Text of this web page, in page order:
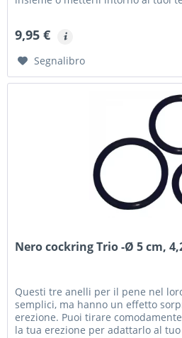
9,95 €
Segnalibro
Nero cockring Trio -Ø 5 cm,
Questi tre anelli per il pene nel
semplici, ma hanno un effetto
erezione. Puoi tirare
la tua erezione per adattarlo al